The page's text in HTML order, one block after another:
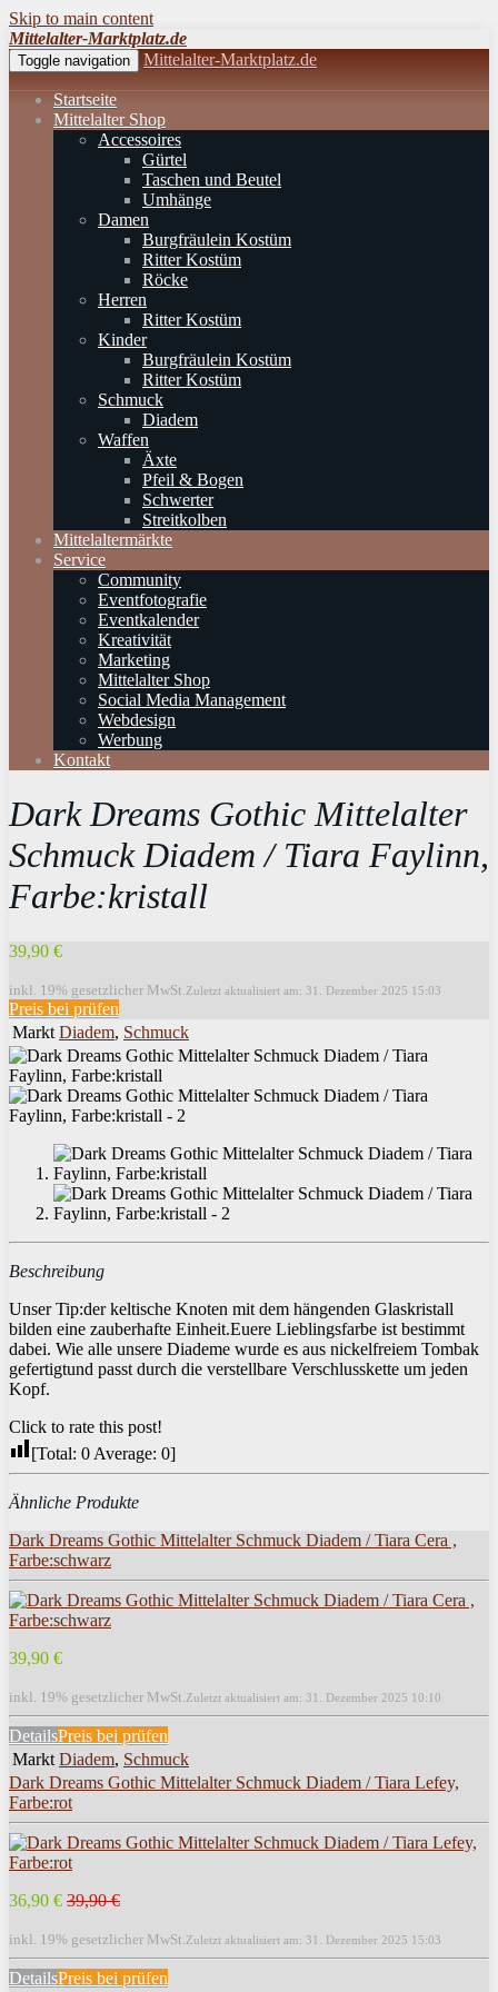
Skip to main content
Mittelalter-Marktplatz.de
Toggle navigation Mittelalter-Marktplatz.de
Startseite
Mittelalter Shop
Accessoires
Gürtel
Taschen und Beutel
Umhänge
Damen
Burgfräulein Kostüm
Ritter Kostüm
Röcke
Herren
Ritter Kostüm
Kinder
Burgfräulein Kostüm
Ritter Kostüm
Schmuck
Diadem
Waffen
Äxte
Pfeil & Bogen
Schwerter
Streitkolben
Mittelaltermärkte
Service
Community
Eventfotografie
Eventkalender
Kreativität
Marketing
Mittelalter Shop
Social Media Management
Webdesign
Werbung
Kontakt
Dark Dreams Gothic Mittelalter
Schmuck Diadem / Tiara Faylinn,
Farbe:kristall
39,90 €
inkl. 19% gesetzlicher MwSt. Zuletzt aktualisiert am: 31. Dezember 2025 15:03
Preis bei prüfen
Markt Diadem, Schmuck
Beschreibung
Unser Tip:der keltische Knoten mit dem hängenden Glaskristall
bilden eine zauberhafte Einheit.Euere Lieblingsfarbe ist bestimmt
dabei. Wie alle unsere Diademe wurde es aus nickelfreiem Tombak
gefertigtund passt durch die verstellbare Verschlusskette um jeden
Kopf.
Click to rate this post!
[Total: 0 Average: 0]
Ähnliche Produkte
Dark Dreams Gothic Mittelalter Schmuck Diadem / Tiara Cera ,
Farbe:schwarz
39,90 €
inkl. 19% gesetzlicher MwSt. Zuletzt aktualisiert am: 31. Dezember 2025 10:10
DetailsPreis bei prüfen
Markt Diadem, Schmuck
Dark Dreams Gothic Mittelalter Schmuck Diadem / Tiara Lefey,
Farbe:rot
36,90 € 39,90 €
inkl. 19% gesetzlicher MwSt. Zuletzt aktualisiert am: 31. Dezember 2025 15:03
DetailsPreis bei prüfen